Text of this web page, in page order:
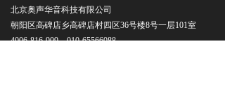
北京奥声华音科技有限公司
朝阳区高碑店乡高碑店村四区36号楼8号一层101室
4006-816-909，010-65566088